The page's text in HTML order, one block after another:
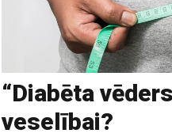
“Diabēta
veselībai?